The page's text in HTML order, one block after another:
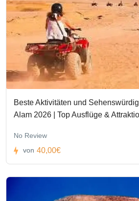
Beste Aktivitäten und
Alam 2026 | Top Ausflüge &
No Review
von 40,00€